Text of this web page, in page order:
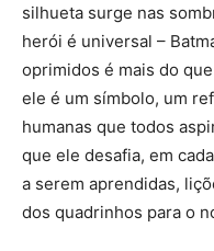
silhueta surge nas
herói é universal –
oprimidos é mais do
ele é um símbolo, um
humanas que todos
que ele desafia, em
a serem aprendidas,
dos quadrinhos para o